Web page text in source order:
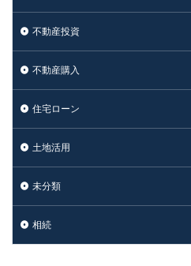
不動産投資
不動産購入
住宅ローン
土地活用
未分類
相続